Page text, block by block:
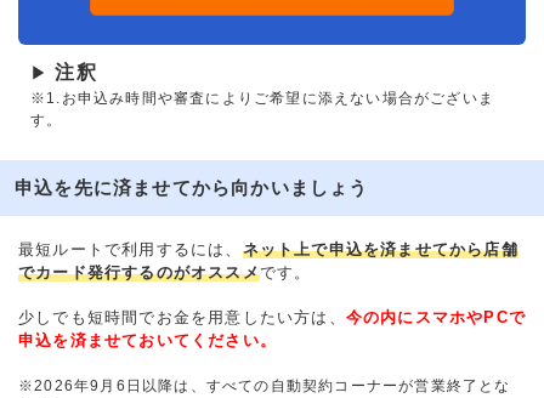
▶ 注釈
※1.お申込み時間や審査によりご希望に添えない場合がございま
す。
申込を先に済ませてから向かいましょう
最短ルートで利用するには、 ネット上で申込を済ませてから店舗
でカード発行するのがオススメです。
少しでも短時間でお金を用意したい方は、 今の内にスマホやPCで
申込を済ませておいてください。
※2026年9月6日以降は、すべての自動契約コーナーが営業終了とな